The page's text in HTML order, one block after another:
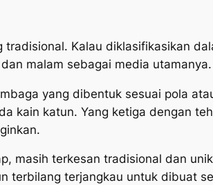
Kalau diklasifikasikan
malam sebagai media utamanya.
yang dibentuk sesuai pola
kain katun. Yang ketiga dengan
masih terkesan tradisional dan
terbilang terjangkau untuk dibuat